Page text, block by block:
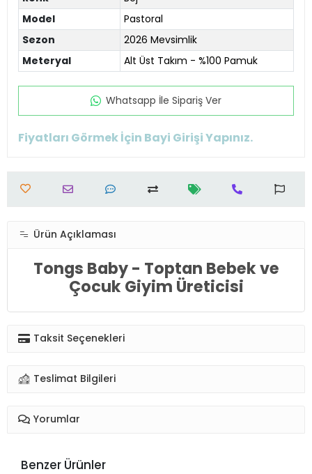
Model
Pastoral
Sezon
2026 Mevsimlik
Meteryal
Alt Üst Takım - %100 Pamuk
Whatsapp İle Sipariş Ver
Fiyatları Görmek İçin Bayi Girişi Yapınız.
Ürün Açıklaması
Tongs Baby - Toptan Bebek ve
Çocuk Giyim Üreticisi
Taksit Seçenekleri
Teslimat Bilgileri
Yorumlar
Benzer Ürünler